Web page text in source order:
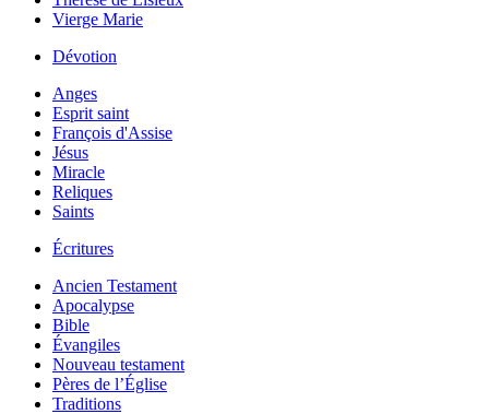
Vierge Marie
Dévotion
Anges
Esprit saint
François d'Assise
Jésus
Miracle
Reliques
Saints
Écritures
Ancien Testament
Apocalypse
Bible
Évangiles
Nouveau testament
Pères de l’Église
Traditions